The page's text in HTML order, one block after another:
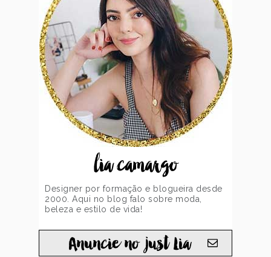
lia camargo
Designer por formação e blogueira desde
2000. Aqui no blog falo sobre moda,
beleza e estilo de vida!
Anuncie no just Lia